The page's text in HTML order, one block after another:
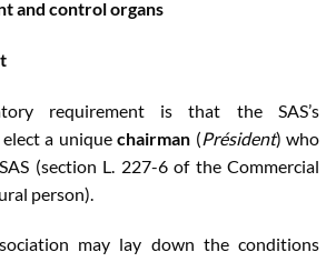
and control organs
requirement is that the SAS’s
elect a uniquechairman (Président) who
(section L. 227-6 of the Commercial
person).
may lay down the conditions